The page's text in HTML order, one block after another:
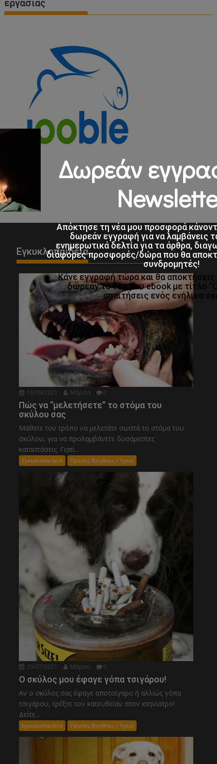
εργασίας
Εγκυκλοπαιδεια
16/09/2021 Μάρσα 0
Πώς να “μελετήσετε” το στόμα του
σκύλου σας
Μάθετε τον τρόπο να μελετάτε σωστά το στόμα του
σκύλου, για να προλαμβάνετε δυσάρεστες
καταστάσεις. Γιατί...
Εγκυκλοπαιδεια Πρωτες Βοηθειες / Υγεια
29/07/2021 Μάρσα 0
Ο σκύλος μου έφαγε γόπα τσιγάρου!
Αν ο σκύλος σας έφαγε αποτσίγαρο ή αλλιώς γόπα
τσιγάρου, τρέξτε τον κατευθείαν στον κτηνίατρο!
Δείτε...
Εγκυκλοπαιδεια Πρωτες Βοηθειες / Υγεια
Δωρεάν
Απόκτησε τη νέα μου προσφορά
δωρεάν εγγραφή για να λαμβάνεις
ενημερωτικά δελτία για τα άρθρα,
διάφορες προσφορές/δώρα που θα
συνδρομητές!
Κάνε εγγραφή τώρα και θα
δωρεάν το νέο μου ebook με τίτλο
απαιτήσεις ενός ενήλικα